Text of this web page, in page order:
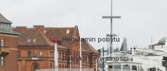
Regulaminy
Regulamin pobytu
Polityka prywatności